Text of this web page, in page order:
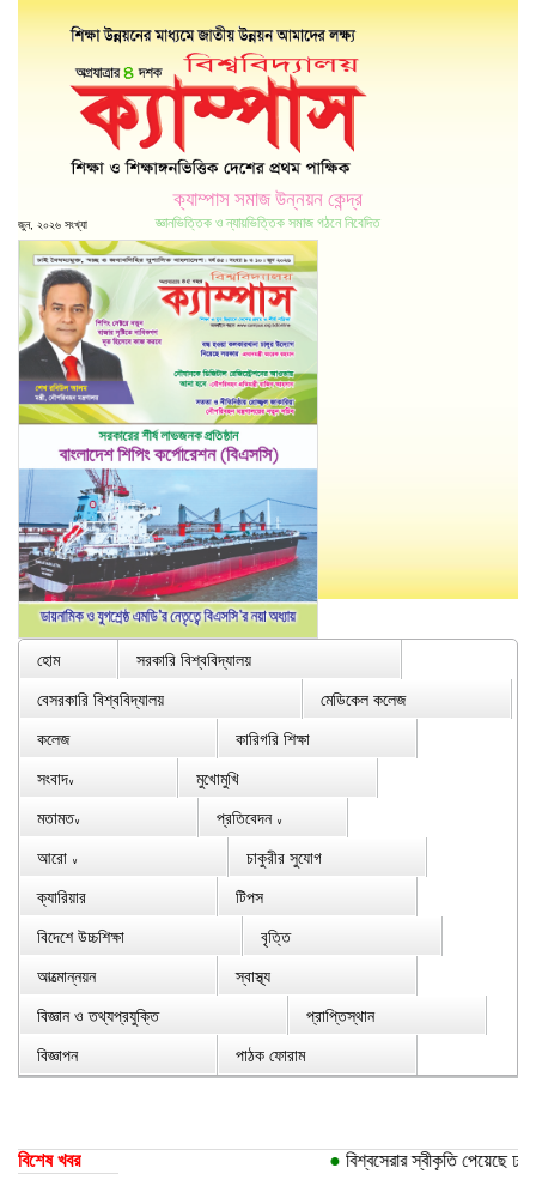
ক্যাম্পাস সমাজ উন্নয়ন কেন্দ্র
জ্ঞানভিত্তিক ও ন্যায়ভিত্তিক সমাজ গঠনে নিবেদিত
জুন, ২০২৬ সংখ্যা
হোম
সরকারি বিশ্ববিদ্যালয়
বেসরকারি বিশ্ববিদ্যালয়
মেডিকেল কলেজ
কলেজ
কারিগরি শিক্ষা
সংবাদ∨
মুখোমুখি
মতামত∨ প্রতিবেদন ∨
আরো ∨
চাকুরীর সুযোগ
ক্যারিয়ার
টিপস
বিদেশে উচ্চশিক্ষা
বৃত্তি
আত্মোন্নয়ন
স্বাস্থ্য
বিজ্ঞান ও তথ্যপ্রযুক্তি
প্রাপ্তিস্থান
বিজ্ঞাপন
পাঠক ফোরাম
বিশেষ খবর বিশ্বসেরার স্বীকৃতি পেয়েছে ঢাকা